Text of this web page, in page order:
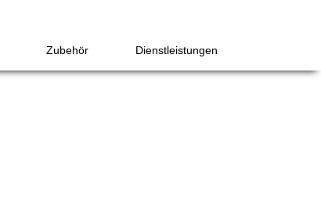
Zubehör Dienstleistungen